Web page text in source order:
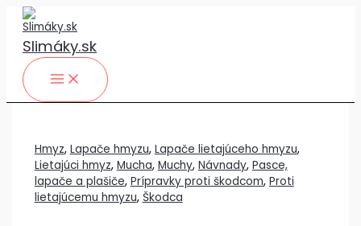
Preskočiť
obsah
Slimáky.sk
Hmyz, Lapače hmyzu, Lapače lietajúceho hmyzu,
Lietajúci hmyz, Mucha, Muchy, Návnady, Pasce,
lapače a plašiče, Prípravky proti škodcom, Proti
lietajúcemu hmyzu, Škodca